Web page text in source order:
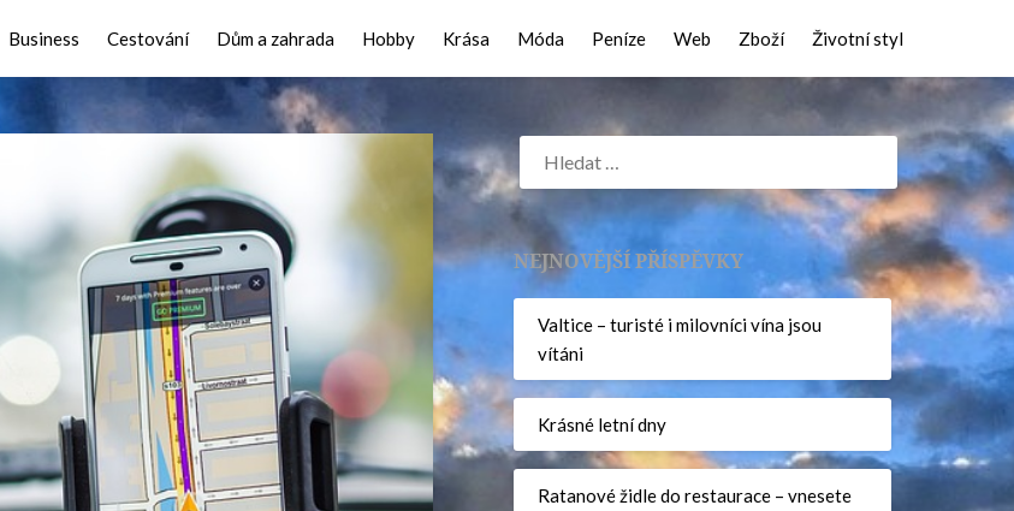
Business Cestování Dům a zahrada Hobby Krása Móda Peníze Web Zboží Životní styl
NEJNOVĚJŠÍ PŘÍSPĚVKY
Valtice – turisté i milovníci vína jsou
vítáni
Krásné letní dny
Ratanové židle do restaurace – vnesete